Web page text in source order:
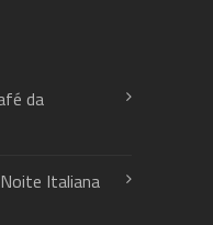
da
Italiana